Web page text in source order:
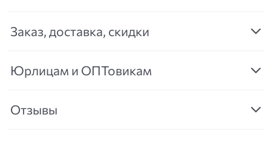
Заказ, доставка, скидки
Юрлицам и ОПТовикам
Отзывы